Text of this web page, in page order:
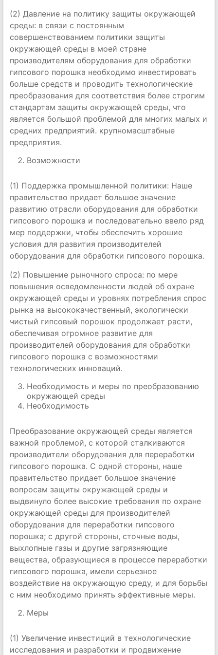
(2) Давление на политику защиты окружающей
среды: в связи с постоянным
совершенствованием политики защиты
окружающей среды в моей стране
производителям оборудования для обработки
гипсового порошка необходимо инвестировать
больше средств и проводить технологические
преобразования для соответствия более строгим
стандартам защиты окружающей среды, что
является большой проблемой для многих малых и
средних предприятий. крупномасштабные
предприятия.
Возможности
(1) Поддержка промышленной политики: Наше
правительство придает большое значение
развитию отрасли оборудования для обработки
гипсового порошка и последовательно ввело ряд
мер поддержки, чтобы обеспечить хорошие
условия для развития производителей
оборудования для обработки гипсового порошка.
(2) Повышение рыночного спроса: по мере
повышения осведомленности людей об охране
окружающей среды и уровнях потребления спрос
рынка на высококачественный, экологически
чистый гипсовый порошок продолжает расти,
обеспечивая огромное развитие для
производителей оборудования для обработки
гипсового порошка с возможностями
технологических инноваций.
Необходимость и меры по преобразованию
окружающей среды
Необходимость
Преобразование окружающей среды является
важной проблемой, с которой сталкиваются
производители оборудования для переработки
гипсового порошка. С одной стороны, наше
правительство придает большое значение
вопросам защиты окружающей среды и
выдвинуло более высокие требования по охране
окружающей среды для производителей
оборудования для переработки гипсового
порошка; с другой стороны, сточные воды,
выхлопные газы и другие загрязняющие
вещества, образующиеся в процессе переработки
гипсового порошка, имели серьезное
воздействие на окружающую среду, и для борьбы
с ним необходимо принять эффективные меры.
Меры
(1) Увеличение инвестиций в технологические
исследования и разработки и продвижение